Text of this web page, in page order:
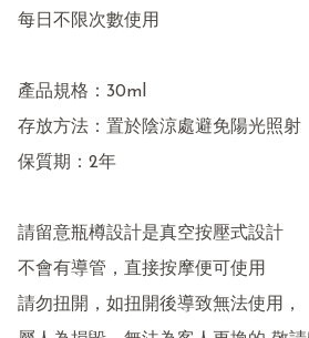
每日不限次數使用
產品規格：30ml
存放方法：置於陰涼處避免陽光照射
保質期：2年
請留意瓶樽設計是真空按壓式設計
不會有導管，直接按摩便可使用
請勿扭開，如扭開後導致無法使用，